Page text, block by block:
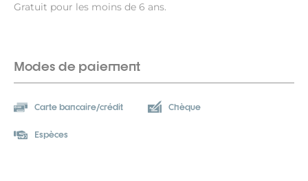
Gratuit pour les moins de 6 ans.
Modes de paiement
Carte bancaire/crédit Chèque
Espèces